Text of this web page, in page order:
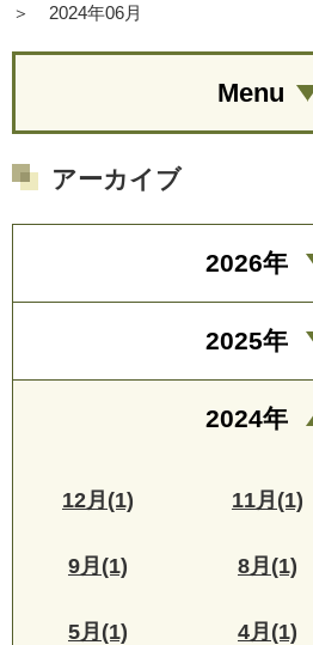
＞
2024年06月
Menu
アーカイブ
2026年
2025年
2024年
12月(1) 11月(1)
9月(1) 8月(1)
5月(1) 4月(1)